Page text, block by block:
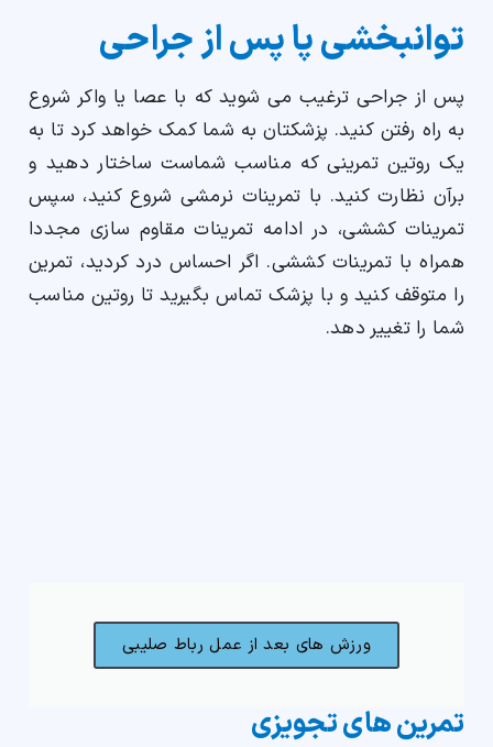
توانبخشی پا پس از جراحی
پس از جراحی ترغیب می شوید که با عصا یا واکر شروع
به راه رفتن کنید. پزشکتان به شما کمک خواهد کرد تا به
یک روتین تمرینی که مناسب شماست ساختار دهید و
برآن نظارت کنید. با تمرینات نرمشی شروع کنید، سپس
تمرینات کششی، در ادامه تمرینات مقاوم سازی مجددا
همراه با تمرینات کششی. اگر احساس درد کردید، تمرین
را متوقف کنید و با پزشک تماس بگیرید تا روتین مناسب
شما را تغییر دهد.
ورزش های بعد از عمل رباط صلیبی
تمرین های تجویزی